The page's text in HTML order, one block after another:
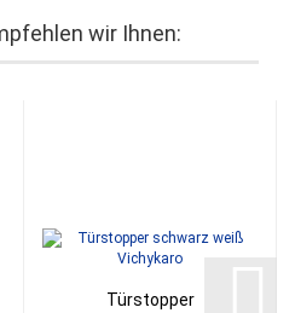
wir Ihnen:
Türstopper